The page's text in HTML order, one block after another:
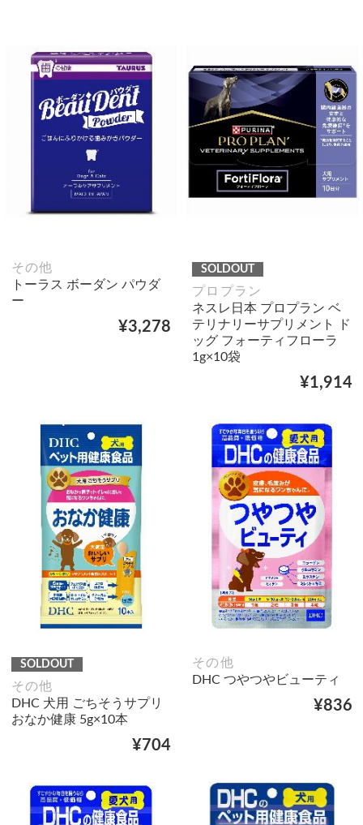
その他
トーラス ボーダン パウダ
ー
¥3,278
SOLDOUT
プロプラン
ネスレ日本 プロプラン ベ
テリナリーサプリメント ド
ッグ フォーティフローラ
1g×10袋
¥1,914
SOLDOUT
その他
DHC 犬用 ごちそうサプリ
おなか健康 5g×10本
¥704
その他
DHC つやつやビューティ
¥836